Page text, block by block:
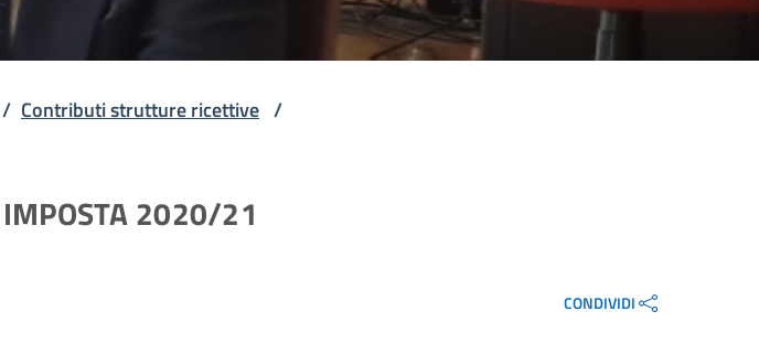
/ Contributi strutture ricettive /
IMPOSTA 2020/21
CONDIVIDI